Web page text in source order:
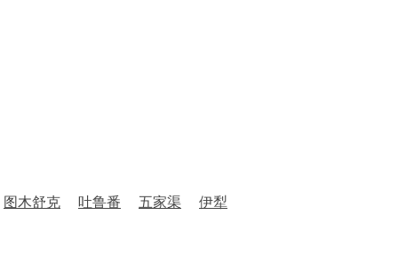
图木舒克 吐鲁番 五家渠 伊犁